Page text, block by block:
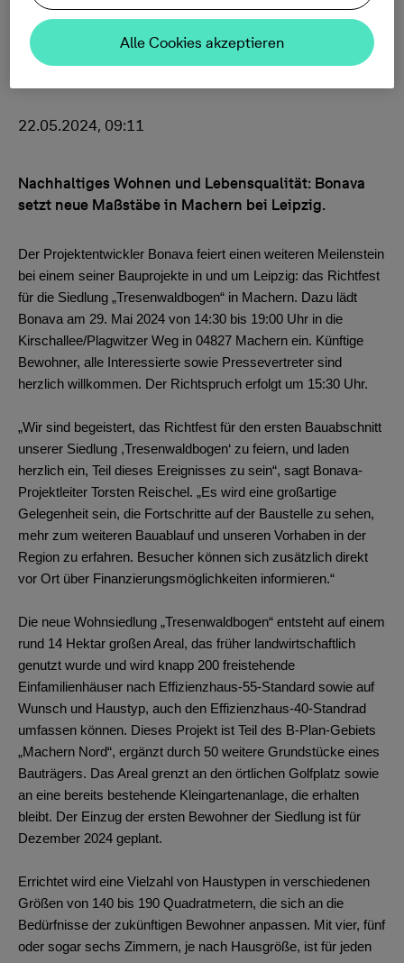
„Tresenwaldbogen“ in
Machern
22.05.2024, 09:11
Nachhaltiges Wohnen und Lebensqualität: Bonava
setzt neue Maßstäbe in Machern bei Leipzig.
Der Projektentwickler Bonava feiert einen weiteren Meilenstein
bei einem seiner Bauprojekte in und um Leipzig: das Richtfest
für die Siedlung „Tresenwaldbogen“ in Machern. Dazu lädt
Bonava am 29. Mai 2024 von 14:30 bis 19:00 Uhr in die
Kirschallee/Plagwitzer Weg in 04827 Machern ein. Künftige
Bewohner, alle Interessierte sowie Pressevertreter sind
herzlich willkommen. Der Richtspruch erfolgt um 15:30 Uhr.
„Wir sind begeistert, das Richtfest für den ersten Bauabschnitt
unserer Siedlung ,Tresenwaldbogen‘ zu feiern, und laden
herzlich ein, Teil dieses Ereignisses zu sein“, sagt Bonava-
Projektleiter Torsten Reischel. „Es wird eine großartige
Gelegenheit sein, die Fortschritte auf der Baustelle zu sehen,
mehr zum weiteren Bauablauf und unseren Vorhaben in der
Region zu erfahren. Besucher können sich zusätzlich direkt
vor Ort über Finanzierungsmöglichkeiten informieren.“
Die neue Wohnsiedlung „Tresenwaldbogen“ entsteht auf einem
rund 14 Hektar großen Areal, das früher landwirtschaftlich
genutzt wurde und wird knapp 200 freistehende
Einfamilienhäuser nach Effizienzhaus-55-Standard sowie auf
Wunsch und Haustyp, auch den Effizienzhaus-40-Standrad
umfassen können. Dieses Projekt ist Teil des B-Plan-Gebiets
„Machern Nord“, ergänzt durch 50 weitere Grundstücke eines
Bauträgers. Das Areal grenzt an den örtlichen Golfplatz sowie
an eine bereits bestehende Kleingartenanlage, die erhalten
bleibt. Der Einzug der ersten Bewohner der Siedlung ist für
Dezember 2024 geplant.
Errichtet wird eine Vielzahl von Haustypen in verschiedenen
Größen von 140 bis 190 Quadratmetern, die sich an die
Bedürfnisse der zukünftigen Bewohner anpassen. Mit vier, fünf
oder sogar sechs Zimmern, je nach Hausgröße, ist für jeden
Alle Cookies akzeptieren